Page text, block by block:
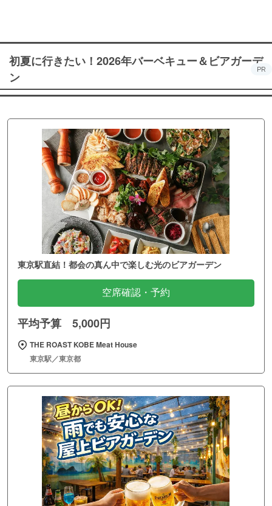
初夏に行きたい！2026年バーベキュー＆ビアガーデ
ン
PR
東京駅直結！都会の真ん中で楽しむ光のビアガーデン
空席確認・予約
平均予算 5,000円
THE ROAST KOBE Meat House
東京駅／東京都